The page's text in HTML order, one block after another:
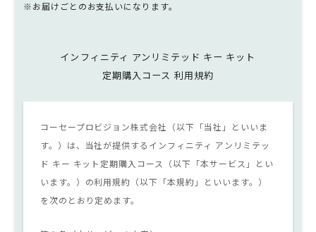
※お届けごとのお支払いになります。
インフィニティ アンリミテッド キー キット
定期購入コース 利用規約
コーセープロビジョン株式会社（以下「当社」といいま
す。）は、当社が提供するインフィニティ アンリミテッ
ド キー キット定期購入コース（以下「本サービス」とい
います。）の利用規約（以下「本規約」といいます。）
を次のとおり定めます。